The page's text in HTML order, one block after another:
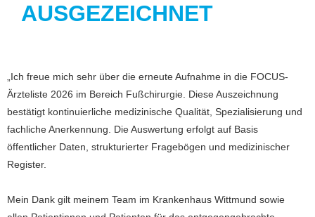
AUSGEZEICHNET
„Ich freue mich sehr über die erneute Aufnahme in die FOCUS-
Ärzteliste 2026 im Bereich Fußchirurgie. Diese Auszeichnung
bestätigt kontinuierliche medizinische Qualität, Spezialisierung und
fachliche Anerkennung. Die Auswertung erfolgt auf Basis
öffentlicher Daten, strukturierter Fragebögen und medizinischer
Register.
Mein Dank gilt meinem Team im Krankenhaus Wittmund sowie